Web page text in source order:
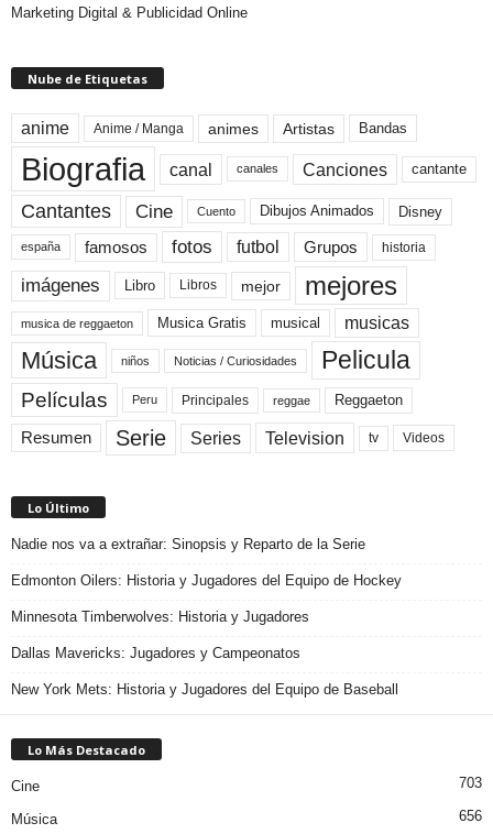
Marketing Digital & Publicidad Online
Nube de Etiquetas
anime Anime / Manga animes Artistas Bandas
Biografia canal canales Canciones cantante
Cantantes Cine Cuento Dibujos Animados Disney
españa famosos fotos futbol Grupos historia
imágenes Libro Libros mejor mejores
musica de reggaeton Musica Gratis musical musicas
Música niños Noticias / Curiosidades Pelicula
Películas Peru Principales reggae Reggaeton
Resumen Serie Series Television tv Videos
Lo Último
Nadie nos va a extrañar: Sinopsis y Reparto de la Serie
Edmonton Oilers: Historia y Jugadores del Equipo de Hockey
Minnesota Timberwolves: Historia y Jugadores
Dallas Mavericks: Jugadores y Campeonatos
New York Mets: Historia y Jugadores del Equipo de Baseball
Lo Más Destacado
Cine 703
Música 656